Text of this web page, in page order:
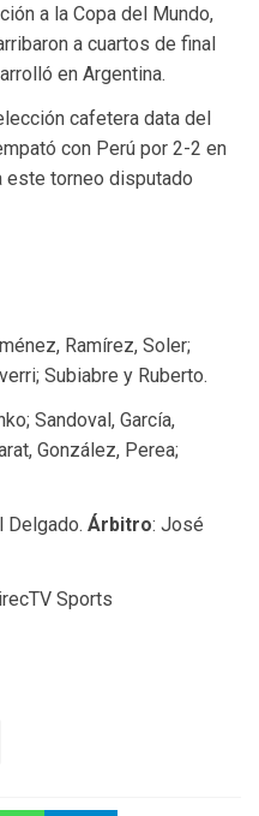
a la Copa del Mundo,
a cuartos de final
en Argentina.
cafetera data del
con Perú por 2-2 en
este torneo disputado
Ramírez, Soler;
Subiabre y Ruberto.
Sandoval, García,
González, Perea;
Delgado. Árbitro: José
Sports